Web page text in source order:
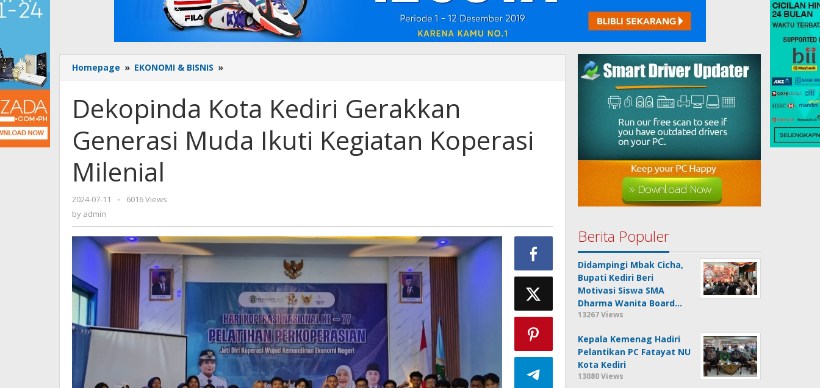
Homepage » EKONOMI & BISNIS »
Kota
Gerakkan
Generasi
Muda
Ikuti
Dekopinda Kota Kediri Gerakkan
Generasi Muda Ikuti Kegiatan Koperasi
Milenial
2024-07-11
by
-
6016 Views
by admin
Berita Populer
Didampingi Mbak Cicha,
Bupati Kediri Beri
Motivasi Siswa SMA
Dharma Wanita Board…
13267 Views
Kepala Kemenag Hadiri
Pelantikan PC Fatayat NU
Kota Kediri
13080 Views